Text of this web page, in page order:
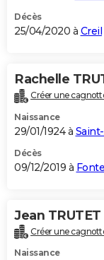
Décès
25/04/2020 à Creil
Rachelle
Créer une
Naissance
29/01/1924 à
Décès
09/12/2019 à
Jean TRUTET
Créer une
Naissance